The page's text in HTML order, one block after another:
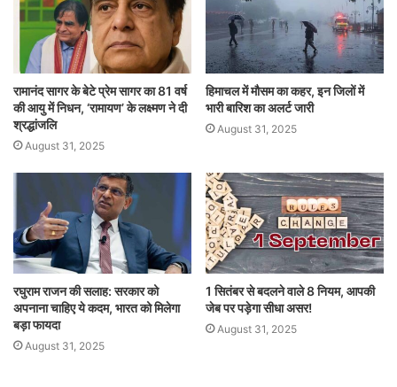
रामानंद सागर के बेटे प्रेम सागर का 81 वर्ष
की आयु में निधन, ‘रामायण’ के लक्ष्मण ने दी
श्रद्धांजलि
August 31, 2025
हिमाचल में मौसम का कहर, इन जिलों में
भारी बारिश का अलर्ट जारी
August 31, 2025
रघुराम राजन की सलाह: सरकार को
अपनाना चाहिए ये कदम, भारत को मिलेगा
बड़ा फायदा
August 31, 2025
1 सितंबर से बदलने वाले 8 नियम, आपकी
जेब पर पड़ेगा सीधा असर!
August 31, 2025